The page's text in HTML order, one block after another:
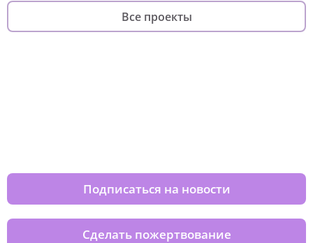
Все проекты
Подписаться на новости
Сделать пожертвование